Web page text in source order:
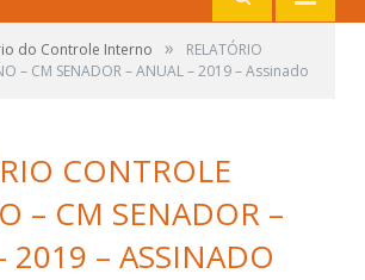
do Controle Interno »
RELATÓRIO
– CM SENADOR – ANUAL – 2019 – Assinado
CONTROLE
– CM SENADOR –
2019 – ASSINADO